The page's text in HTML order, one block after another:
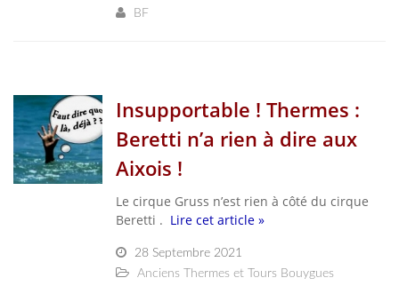
BF
Insupportable ! Thermes :
Beretti n’a rien à dire aux
Aixois !
Le cirque Gruss n’est rien à côté du cirque
Beretti . Lire cet article »
28 Septembre 2021
Anciens Thermes et Tours Bouygues